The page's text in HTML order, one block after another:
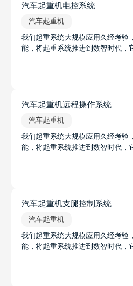
汽车起重机电控系统
汽车起重机
我们起重系统大规模应用久经考验
能，将起重系统推进到数智时代，
极大地推进起重系统的发展，并
率。无论是在工程建设、物流运
汽车起重机远程操作系统
汽车起重机
我们起重系统大规模应用久经考验
能，将起重系统推进到数智时代，
极大地推进起重系统的发展，并
率。无论是在工程建设、物流运
汽车起重机支腿控制系统
汽车起重机
我们起重系统大规模应用久经考验
能，将起重系统推进到数智时代，
极大地推进起重系统的发展，并
率。无论是在工程建设、物流运